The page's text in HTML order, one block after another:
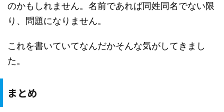
のかもしれません。名前であれば同姓同名でない限
り、問題になりません。
これを書いていてなんだかそんな気がしてきまし
た。
まとめ